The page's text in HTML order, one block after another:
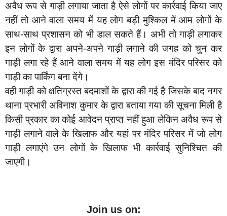
अवैध रूप से गाड़ी लगाया जाता है ऐसे लोगों पर कार्रवाई किया जाए
नहीं तो आने वाला समय में यह लोग बड़ी मुश्किल में आम लोगों के
साथ-साथ प्रशासन को भी डाल सकते हैं। अभी तो गाड़ी लगाकर
इन लोगों के द्वारा अपने-अपने गाड़ी लगाने की जगह को चुन कर
गाड़ी लगा रहे हैं आने वाला समय में यह लोग इस मंदिर परिसर को
गाड़ी का पार्किंग बना देंगे।
वही गाड़ी को क्षतिग्रस्त बदमाशों के द्वारा की गई है जिसके बाद नगर
थाना प्रभारी अविनाश कुमार के द्वारा बताया गया की सूचना मिली है
किसी प्रकार का कोई आवेदन प्राप्त नहीं हुआ लेकिन अवैध रूप से
गाड़ी लगाने वाले के खिलाफ और यहां पर मंदिर परिसर में जो लोग
गाड़ी लगाएंगे उन लोगों के खिलाफ भी कार्रवाई सुनिश्चित की
जाएगी।
Join us on: